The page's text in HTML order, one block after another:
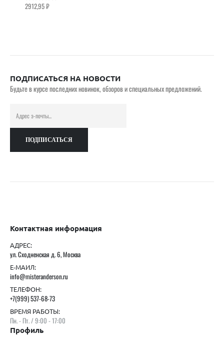
0out of 5
2912,95₽
ПОДПИСАТЬСЯ НА НОВОСТИ
Будьте в курсе последних новинок, обзоров и специальных предложений.
Контактная информация
АДРЕС:
ул. Сходненская д. 6, Москва
Е-МАИЛ:
info@misteranderson.ru
ТЕЛЕФОН:
+7(999) 537-68-73
ВРЕМЯ РАБОТЫ:
Пн. - Пт. / 9:00 - 17:00
Профиль